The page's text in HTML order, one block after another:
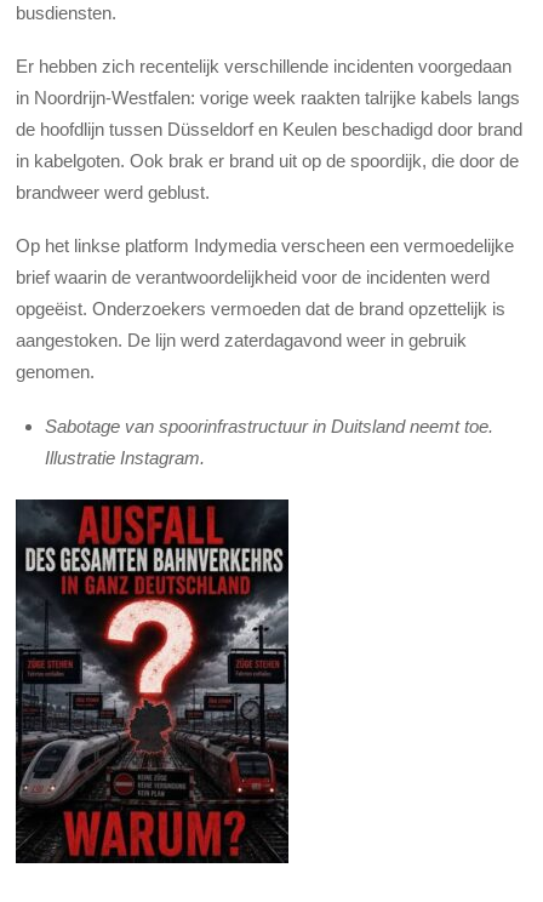
busdiensten.
Er hebben zich recentelijk verschillende incidenten voorgedaan
in Noordrijn-Westfalen: vorige week raakten talrijke kabels langs
de hoofdlijn tussen Düsseldorf en Keulen beschadigd door brand
in kabelgoten. Ook brak er brand uit op de spoordijk, die door de
brandweer werd geblust.
Op het linkse platform Indymedia verscheen een vermoedelijke
brief waarin de verantwoordelijkheid voor de incidenten werd
opgeëist. Onderzoekers vermoeden dat de brand opzettelijk is
aangestoken. De lijn werd zaterdagavond weer in gebruik
genomen.
Sabotage van spoorinfrastructuur in Duitsland neemt toe.
Illustratie Instagram.